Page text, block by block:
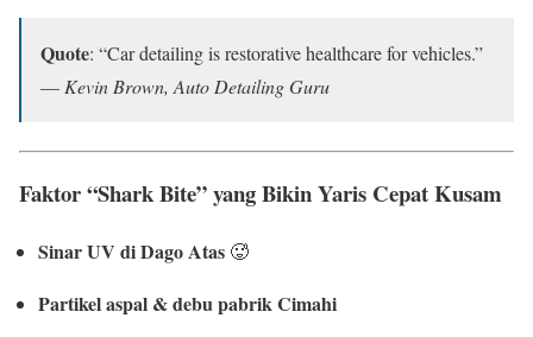
Quote: “Car detailing is restorative healthcare for vehicles.”
— Kevin Brown, Auto Detailing Guru
Faktor “Shark Bite” yang Bikin Yaris Cepat Kusam
Sinar UV di Dago Atas 🥵
Partikel aspal & debu pabrik Cimahi